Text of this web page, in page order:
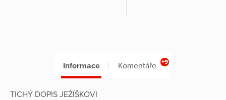
Informace Komentáře +9
TICHÝ DOPIS JEŽÍŠKOVI